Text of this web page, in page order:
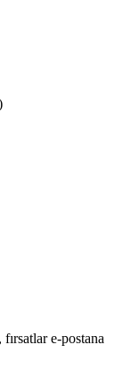
e-postana